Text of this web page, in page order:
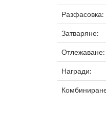
Разфасовка:
Затваряне:
Отлежаване:
Награди: